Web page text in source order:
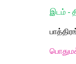
இடம் -